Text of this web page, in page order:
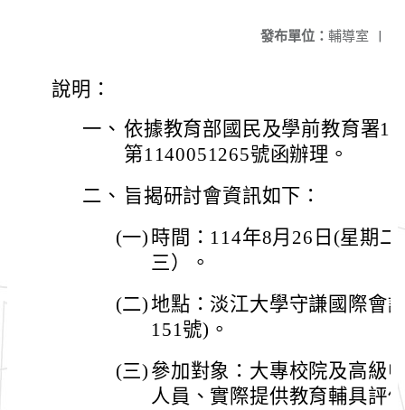
發布單位： 輔導室 |
說明：
一、 依據教育部國民及學前教育署
第1140051265號函辦理。
二、 旨揭研討會資訊如下：
(一) 時間：114年8月26日(星期
三）。
(二)地點：淡江大學守謙國際會
151號)。
(三) 參加對象：大專校院及高級
人員、實際提供教育輔具評